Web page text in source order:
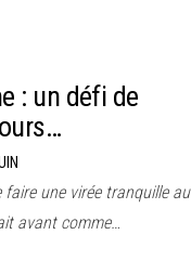
: un défi de
faire une virée tranquille au
avant comme…